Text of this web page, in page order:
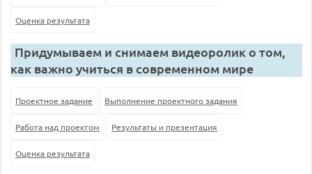
Оценка результата
Придумываем и снимаем видеоролик о том,
как важно учиться в современном мире
Проектное задание Выполнение проектного задания
Работа над проектом Результаты и презентация
Оценка результата